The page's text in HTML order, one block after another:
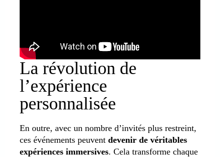
La révolution de
l’expérience
personnalisée
En outre, avec un nombre d’invités plus restreint,
ces événements peuvent devenir de véritables
expériences immersives. Cela transforme chaque